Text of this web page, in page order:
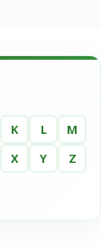
K L
M
X Y Z